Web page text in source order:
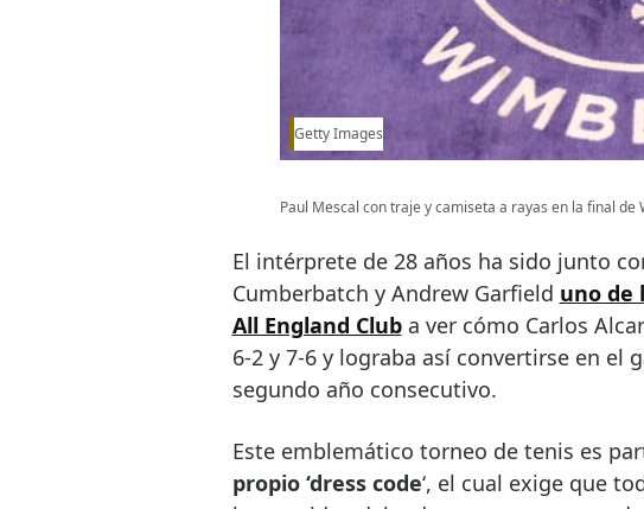
Getty Images
Paul Mescal con traje y camiseta a rayas en la final de
El intérprete de 28 años ha sido junto
Cumberbatch y Andrew Garfield uno de
All England Cluba ver cómo Carlos
6-2 y 7-6 y lograba así convertirse en el
segundo año consecutivo.
Este emblemático torneo de tenis es
propio ‘dress code‘, el cual exige que